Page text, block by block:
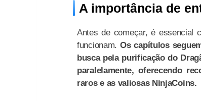
A importância de
Antes de começar, é essencial
funcionam.Os capítulos
busca pela purificação do
paralelamente, oferecendo
raros e as valiosas NinjaCoins.